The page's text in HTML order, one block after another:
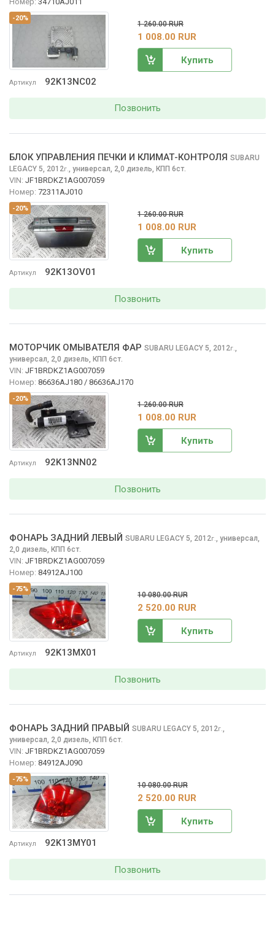
-20%
Артикул 92K13NC02
1 260.00 RUR
1 008.00 RUR
Купить
Позвонить
-20%
Артикул 92K13OV01
БЛОК УПРАВЛЕНИЯ ПЕЧКИ И КЛИМАТ-КОНТРОЛЯ SUBARU
LEGACY 5, 2012г. универсал, 2,0 дизель, КПП 6ст.
VIN: JF1BRDKZ1AG007059
Номер: 72311AJ010
1 260.00 RUR
1 008.00 RUR
Купить
Позвонить
-20%
Артикул 92K13NN02
МОТОРЧИК ОМЫВАТЕЛЯ ФАР SUBARU LEGACY 5, 2012г.
универсал, 2,0 дизель, КПП 6ст.
VIN: JF1BRDKZ1AG007059
Номер: 86636AJ180 / 86636AJ170
1 260.00 RUR
1 008.00 RUR
Купить
Позвонить
-75%
Артикул 92K13MX01
ФОНАРЬ ЗАДНИЙ ЛЕВЫЙ SUBARU LEGACY 5, 2012г. универсал,
2,0 дизель, КПП 6ст.
VIN: JF1BRDKZ1AG007059
Номер: 84912AJ100
10 080.00 RUR
2 520.00 RUR
Купить
Позвонить
-75%
Артикул 92K13MY01
ФОНАРЬ ЗАДНИЙ ПРАВЫЙ SUBARU LEGACY 5, 2012г.
универсал, 2,0 дизель, КПП 6ст.
VIN: JF1BRDKZ1AG007059
Номер: 84912AJ090
10 080.00 RUR
2 520.00 RUR
Купить
Позвонить